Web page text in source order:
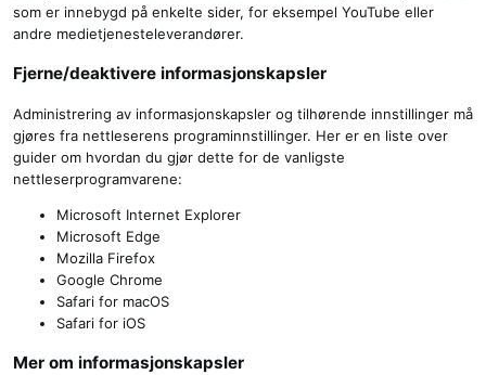
som er innebygd på enkelte sider, for eksempel YouTube eller
andre medietjenesteleverandører.
Fjerne/deaktivere informasjonskapsler
Administrering av informasjonskapsler og tilhørende innstillinger må
gjøres fra nettleserens programinnstillinger. Her er en liste over
guider om hvordan du gjør dette for de vanligste
nettleserprogramvarene:
Microsoft Internet Explorer
Microsoft Edge
Mozilla Firefox
Google Chrome
Safari for macOS
Safari for iOS
Mer om informasjonskapsler